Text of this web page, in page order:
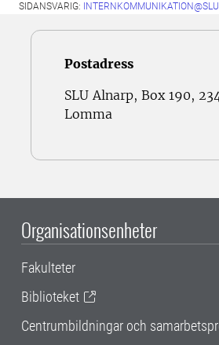
SIDANSVARIG:
Postadress
SLU Alnarp, Box 190,
Lomma
Organisationsenheter
Fakulteter
Biblioteket
Centrumbildningar och